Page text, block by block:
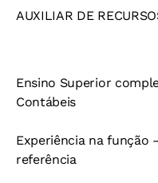
AUXILIAR DE
Ensino Superior
Contábeis
Experiência na função
referência